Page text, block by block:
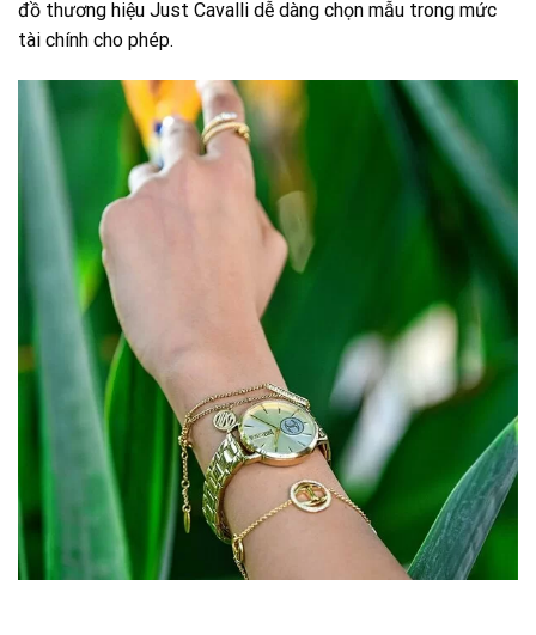
đồ thương hiệu Just Cavalli dễ dàng chọn mẫu trong mức
tài chính cho phép.